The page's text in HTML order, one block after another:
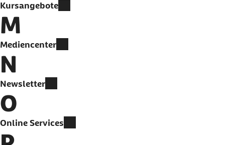
Kursangebote
M
Mediencenter
N
Newsletter
O
Online Services